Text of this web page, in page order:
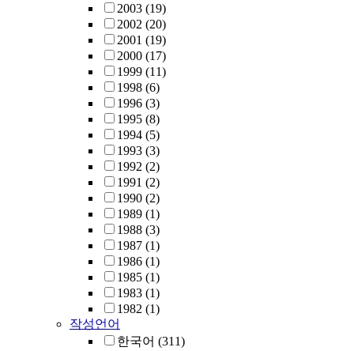
2003 (19)
2002 (20)
2001 (19)
2000 (17)
1999 (11)
1998 (6)
1996 (3)
1995 (8)
1994 (5)
1993 (3)
1992 (2)
1991 (2)
1990 (2)
1989 (1)
1988 (3)
1987 (1)
1986 (1)
1985 (1)
1983 (1)
1982 (1)
작성언어
한국어 (311)